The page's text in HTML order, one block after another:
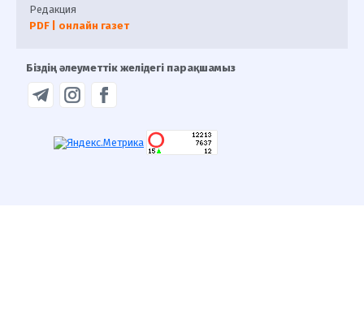
Редакция
PDF | онлайн газет
Біздің әлеуметтік желідегі парақшамыз